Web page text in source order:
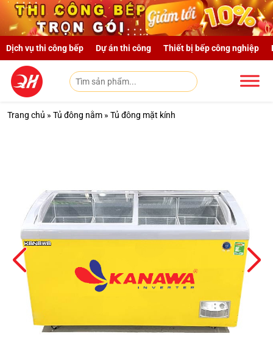
Skip to main content
Dịch vụ thi công bếp Dự án thi công Thiết bị bếp công nghiệp
Trang chủ » Tủ đông nằm » Tủ đông mặt kính